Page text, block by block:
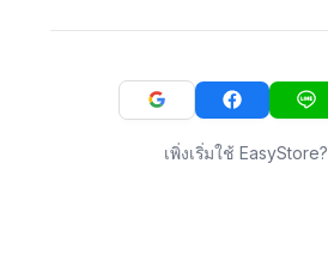
เพิ่งเริ่มใช้ EasyStore?